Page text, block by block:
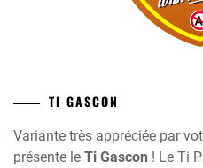
TI GASCON
Variante très appréciée par
présente le Ti Gascon ! Le Ti